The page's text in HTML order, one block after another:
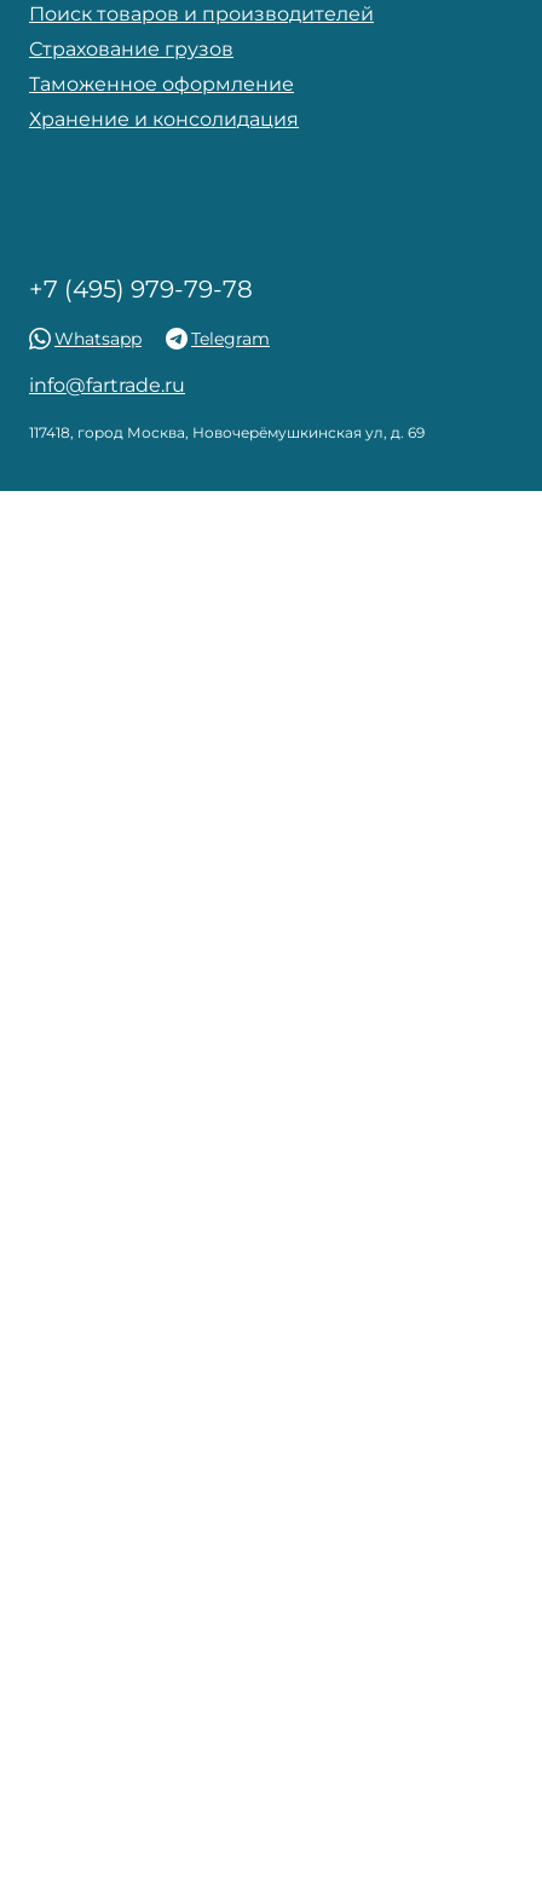
Поиск товаров и производителей
Страхование грузов
Таможенное оформление
Хранение и консолидация
+7 (495) 979-79-78
Whatsapp Telegram
info@fartrade.ru
117418, город Москва, Новочерёмушкинская ул, д. 69